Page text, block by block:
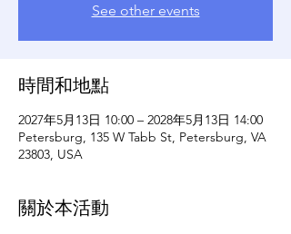
See other events
時間和地點
2027年5月13日 10:00 – 2028年5月13日 14:00
Petersburg, 135 W Tabb St, Petersburg, VA
23803, USA
關於本活動